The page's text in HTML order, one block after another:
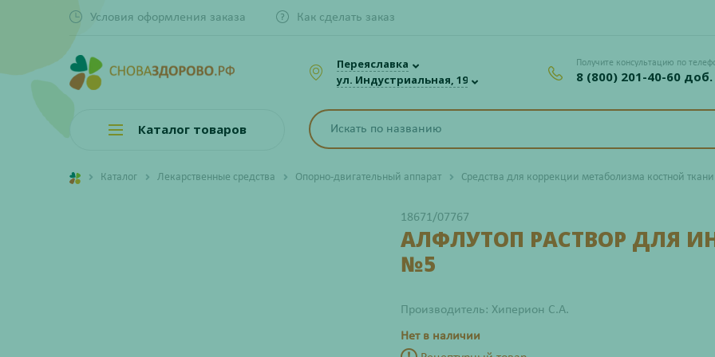
Условия оформления заказа Как сделать заказ
Переяславка
ул. Индустриальная, 19
Получите консультацию по
8 (800) 201-40-60 доб.
Каталог товаров
Каталог Лекарственные средства Опорно-двигательный аппарат Средства для коррекции метаболизма костной ткани
18671/07767
АЛФЛУТОП РАСТВОР ДЛЯ
№5
Производитель: Хиперион С.А.
Нет в наличии